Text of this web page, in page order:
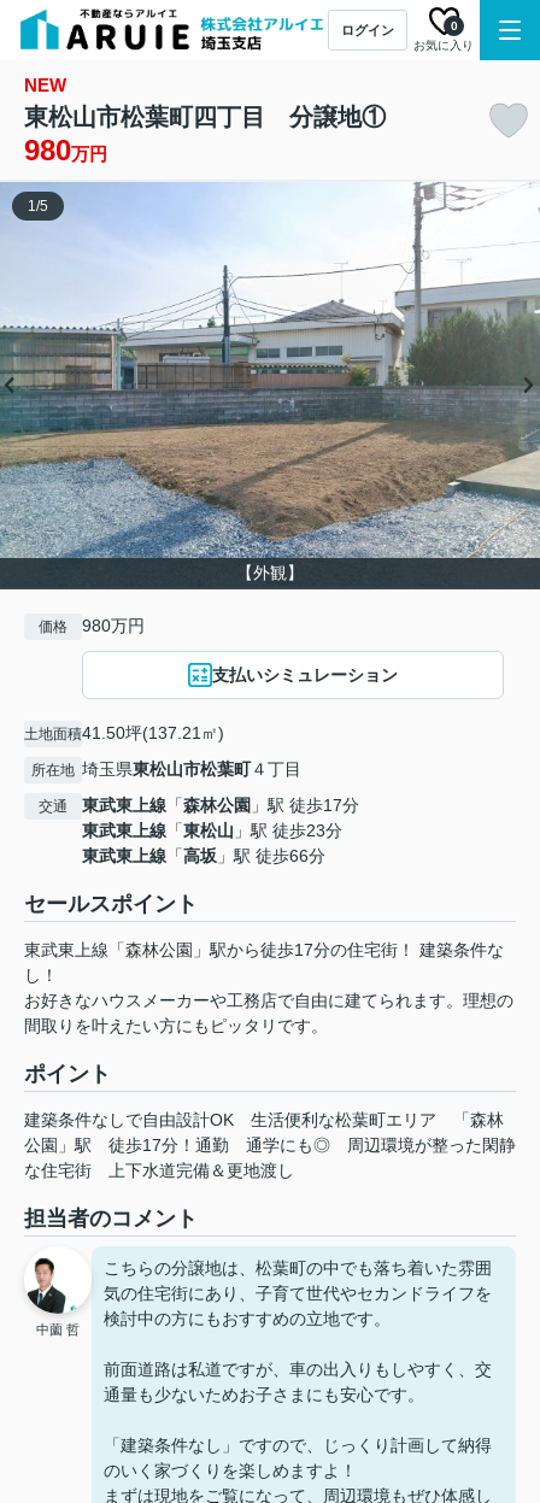
ログイン
お気に入り
0
NEW
東松山市松葉町四丁目 分譲地①
980万円
【外観】
1/5
価格 980万円
支払いシミュレーション
土地面積41.50坪(137.21㎡)
所在地 埼玉県東松山市松葉町４丁目
交通 東武東上線 「森林公園 」駅 徒歩17分
東武東上線 「東松山 」駅 徒歩23分
東武東上線 「高坂 」駅 徒歩66分
セールスポイント
東武東上線「森林公園」駅から徒歩17分の住宅街！ 建築条件な
し！
お好きなハウスメーカーや工務店で自由に建てられます。理想の
間取りを叶えたい方にもピッタリです。
ポイント
建築条件なしで自由設計OK 生活便利な松葉町エリア
「森林
公園」駅
徒歩17分！通勤 通学にも◎
周辺環境が整った閑静
な住宅街
上下水道完備＆更地渡し
担当者のコメント
中薗 哲
こちらの分譲地は、松葉町の中でも落ち着いた雰囲
気の住宅街にあり、子育て世代やセカンドライフを
検討中の方にもおすすめの立地です。
前面道路は私道ですが、車の出入りもしやすく、交
通量も少ないためお子さまにも安心です。
「建築条件なし」ですので、じっくり計画して納得
のいく家づくりを楽しめますよ！
まずは現地をご覧になって、周辺環境もぜひ体感し